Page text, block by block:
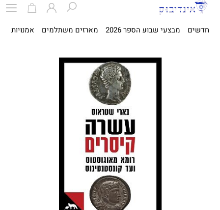
חדשים מבצעי שבוע הספר 2026 מארזים משתלמים אמנויות